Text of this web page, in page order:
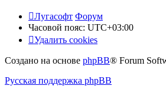
Лугасофт Форум
Часовой пояс: UTC+03:00
Удалить cookies
Создано на основе phpBB® Forum
Русская поддержка phpBB